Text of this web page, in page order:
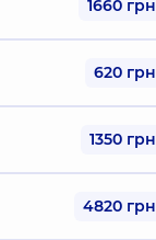
1660 грн
620 грн
1350 грн
4820 грн